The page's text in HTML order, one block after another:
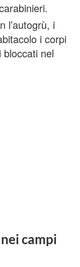
l’autogrù, i
i corpi
nel
campi